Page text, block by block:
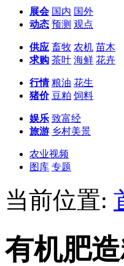
展会 国内 国外
动态 预测 观点
供应 畜牧 农机 苗木
求购 茶叶 海鲜 花卉
行情 粮油 花生
猪价 豆粕 饲料
娱乐 致富经
旅游 乡村美景
农业视频
图库 专题
当前位置:
有机肥